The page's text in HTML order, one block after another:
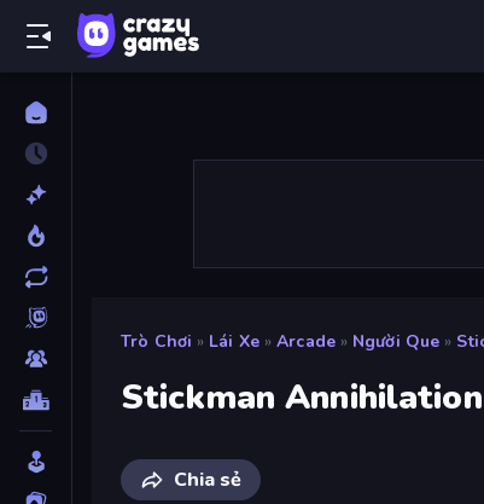
Trò Chơi » Lái Xe » Arcade » Người Que »
Stickman
Chia sẻ